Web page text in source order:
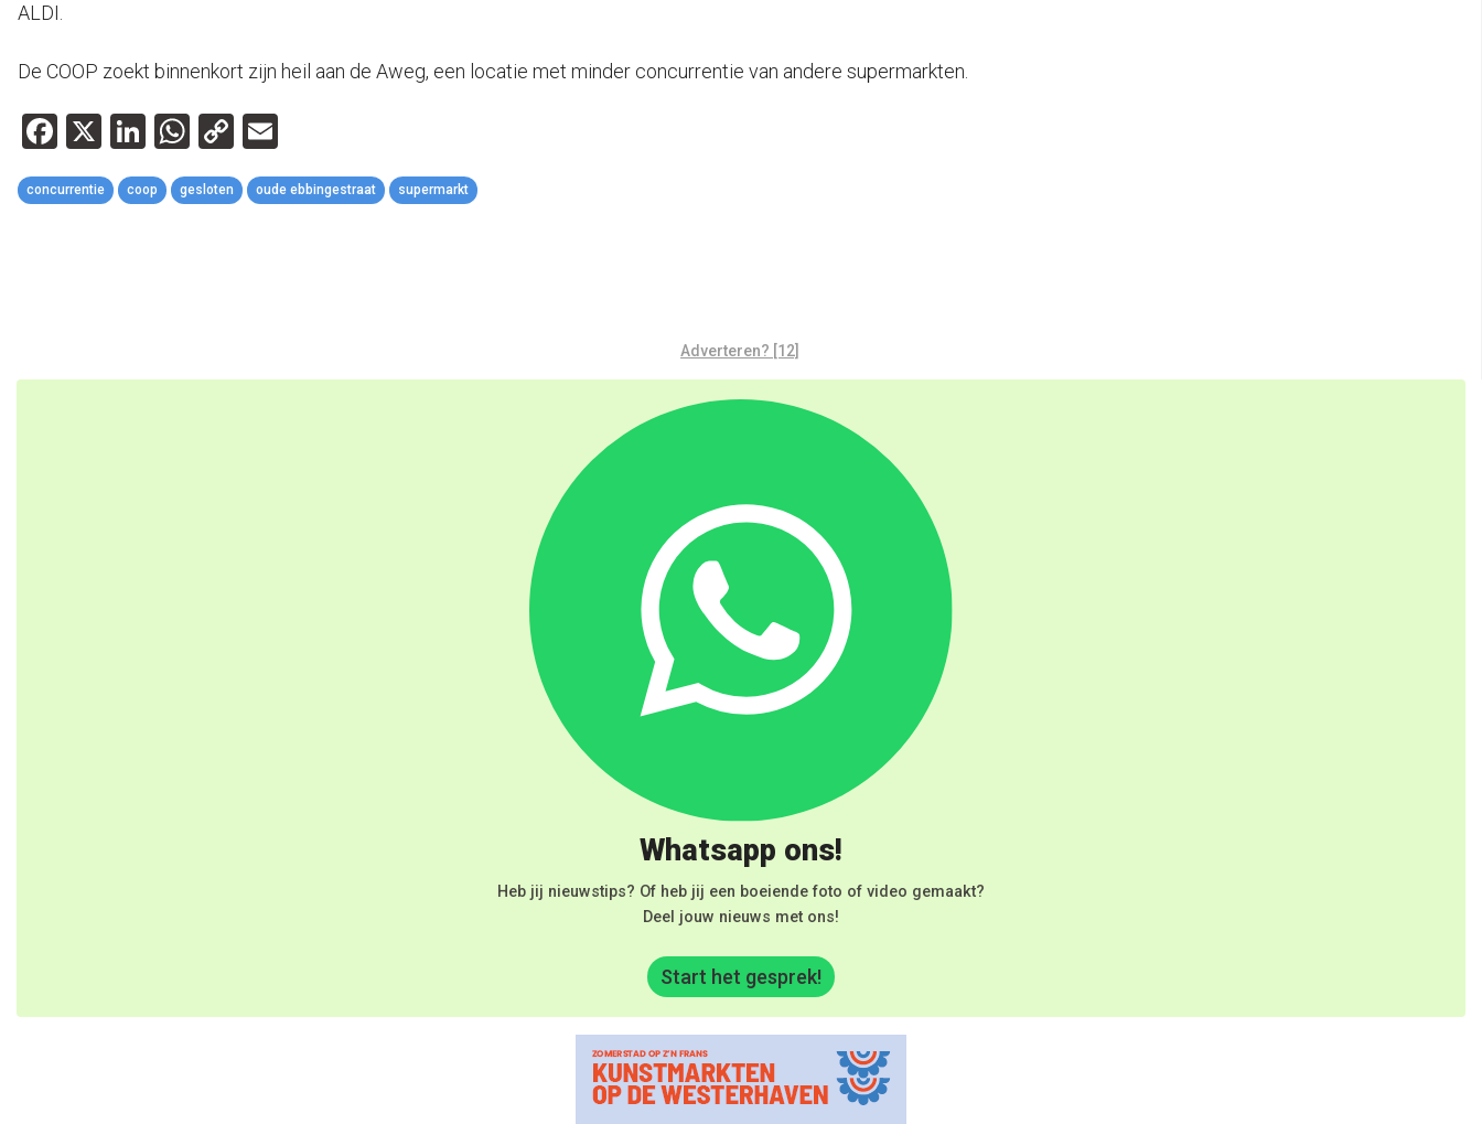
ALDI.
De COOP zoekt binnenkort zijn heil aan de Aweg, een locatie met minder concurrentie van andere supermarkten.
Facebook
X LinkedIn
WhatsApp
Copy
Link
concurrentie coop gesloten oude ebbingestraat supermarkt
Adverteren? [12]
Whatsapp ons!
Heb jij nieuwstips? Of heb jij een boeiende foto of video gemaakt?
Deel jouw nieuws met ons!
Start het gesprek!